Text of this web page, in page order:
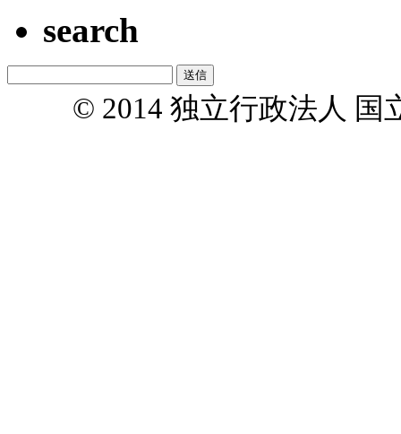
search
© 2014 独立行政法人 国